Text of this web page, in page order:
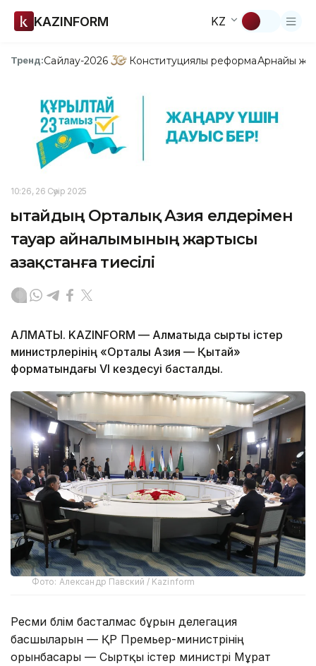
KAZINFORM KZ
Тренд:Сайлау-2026 Конституциялық реформаАрнайы
10:26, 26 Сәуір 2025
Қытайдың Орталық Азия елдерімен
тауар айналымының жартысы
Қазақстанға тиесілі
АЛМАТЫ. KAZINFORM — Алматыда сыртқы істер
министрлерінің «Орталық Азия — Қытай»
форматындағы VI кездесуі басталды.
Фото: Александр Павский / Kazinform
Ресми бөлім басталмас бұрын делегация
басшыларын — ҚР Премьер-министрінің
орынбасары — Сыртқы істер министрі Мұрат